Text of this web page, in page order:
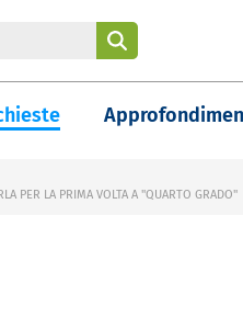
PER LA PRIMA VOLTA A "QUARTO GRADO"